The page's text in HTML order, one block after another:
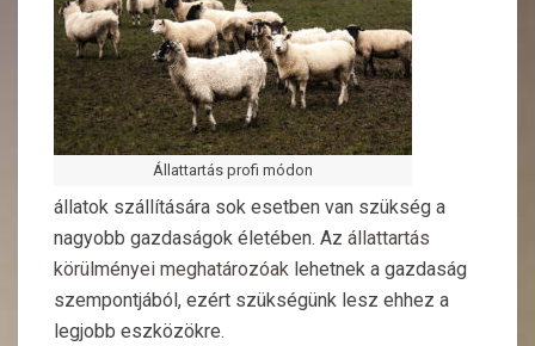
Állattartás profi módon
állatok szállítására sok esetben van szükség a
nagyobb gazdaságok életében. Az állattartás
körülményei meghatározóak lehetnek a gazdaság
szempontjából, ezért szükségünk lesz ehhez a
legjobb eszközökre.